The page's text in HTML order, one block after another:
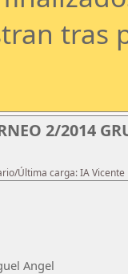
tras
2/2014
Última carga: IA Vicente
Angel